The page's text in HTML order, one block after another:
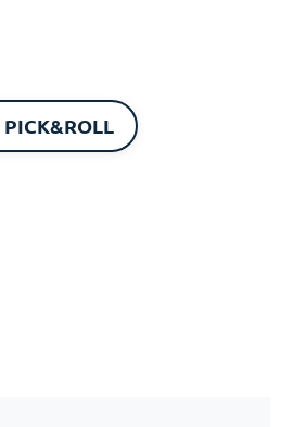
PICK&ROLL